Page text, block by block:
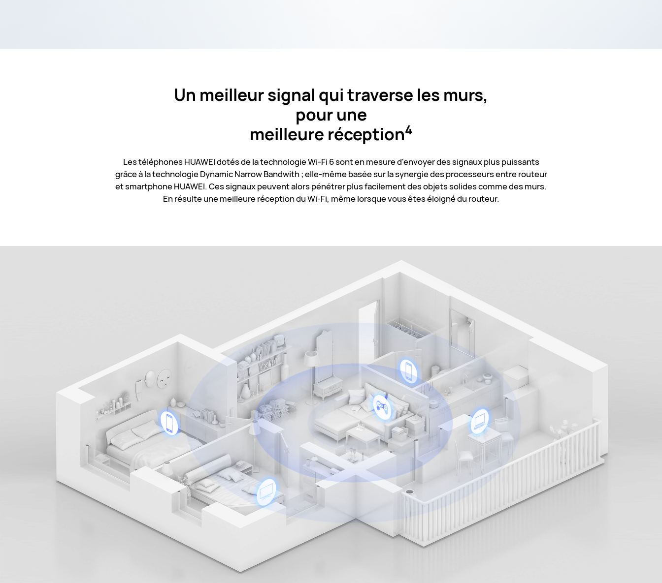
Un meilleur signal qui traverse les murs,
pour une
meilleure réception4
Les téléphones HUAWEI dotés de la technologie Wi-Fi 6 sont en mesure d'envoyer des signaux plus puissants
grâce à la technologie Dynamic Narrow Bandwith ; elle-même basée sur la synergie des processeurs entre routeur
et smartphone HUAWEI. Ces signaux peuvent alors pénétrer plus facilement des objets solides comme des murs.
En résulte une meilleure réception du Wi-Fi, même lorsque vous êtes éloigné du routeur.